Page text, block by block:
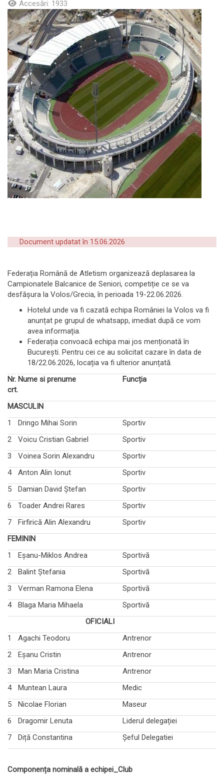
Accesări: 1933
Document updatat în 15.06.2026
Federația Română de Atletism organizează deplasarea la
Campionatele Balcanice de Seniori, competiție ce se va
desfășura la Volos/Grecia, în perioada 19-22.06.2026.
Hotelul unde va fi cazată echipa României la Volos va fi
anunțat pe grupul de whatsapp, imediat după ce vom
avea informația.
Federația convoacă echipa mai jos menționată în
București. Pentru cei ce au solicitat cazare în data de
18/22.06.2026, locația va fi ulterior anunțată.
Nr.
crt.
Nume si prenume Funcția
MASCULIN
1
Dringo Mihai Sorin
Sportiv
2
Voicu Cristian Gabriel
Sportiv
3
Voinea Sorin Alexandru
Sportiv
4
Anton Alin Ionut
Sportiv
5
Damian David Ștefan
Sportiv
6
Toader Andrei Rares
Sportiv
7
Firfirică Alin Alexandru
Sportiv
FEMININ
1
Eșanu-Miklos Andrea
Sportivă
2
Balint Ștefania
Sportivă
3
Verman Ramona Elena
Sportivă
4
Blaga Maria Mihaela
Sportivă
OFICIALI
1
Agachi Teodoru
Antrenor
2
Eșanu Cristin
Antrenor
3
Man Maria Cristina
Antrenor
4
Muntean Laura
Medic
5
Nicolae Florian
Maseur
6
Dragomir Lenuta
Liderul delegației
7
Diță Constantina Șeful Delegatiei
Componența nominală a echipei_Club